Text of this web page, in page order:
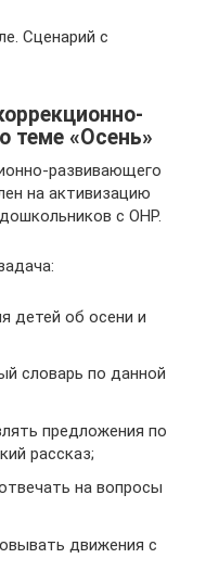
Сценарий с
теме «Осень»
развивающего
на активизацию
с ОНР.
детей об осени и
словарь по данной
предложения по
рассказ;
на вопросы
движения с